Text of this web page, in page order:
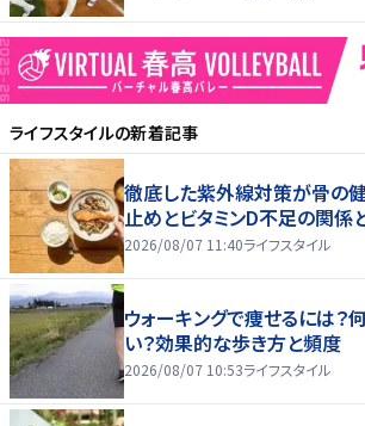
ライフスタイルの新着記事
徹底した紫外線対策が骨の
止めとビタミンD不足の関係
2026/08/07 11:40ライフスタイル
ウォーキングで痩せるには？
い？効果的な歩き方と頻度
2026/08/07 10:53ライフスタイル